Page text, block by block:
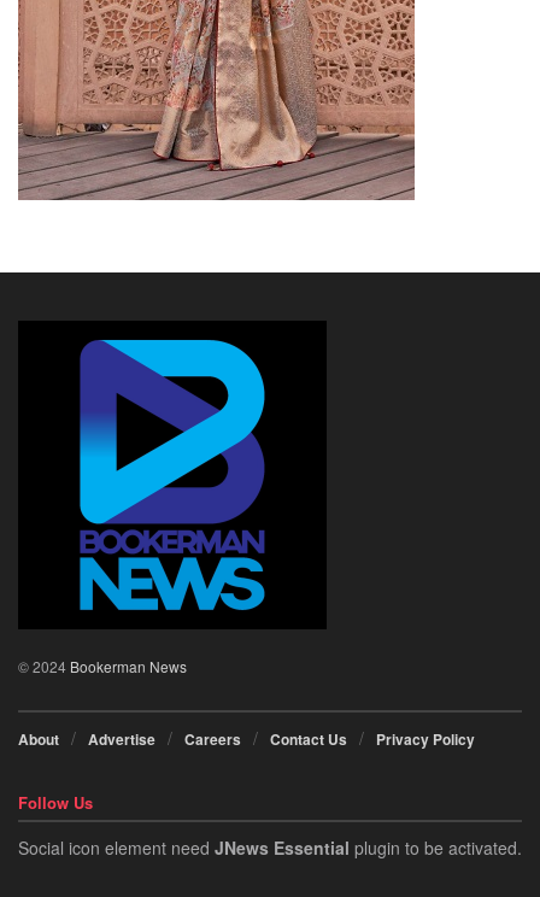
© 2024 Bookerman News
About Advertise Careers Contact Us Privacy Policy
Follow Us
Social icon element need JNews Essential plugin to be activated.